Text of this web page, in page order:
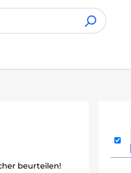
beurteilen!